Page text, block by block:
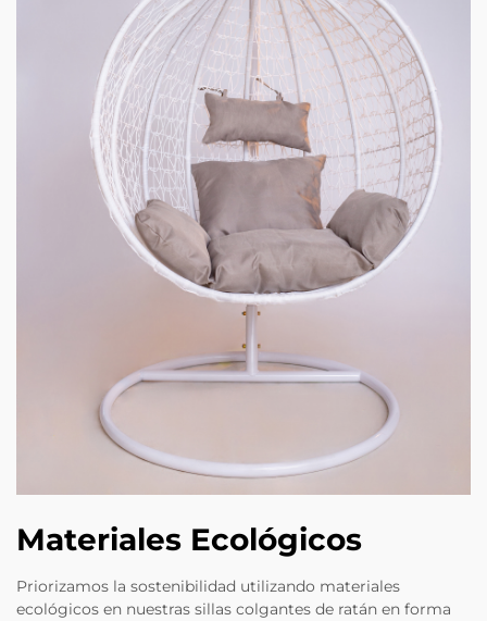
Materiales Ecológicos
Priorizamos la sostenibilidad utilizando materiales
ecológicos en nuestras sillas colgantes de ratán en forma